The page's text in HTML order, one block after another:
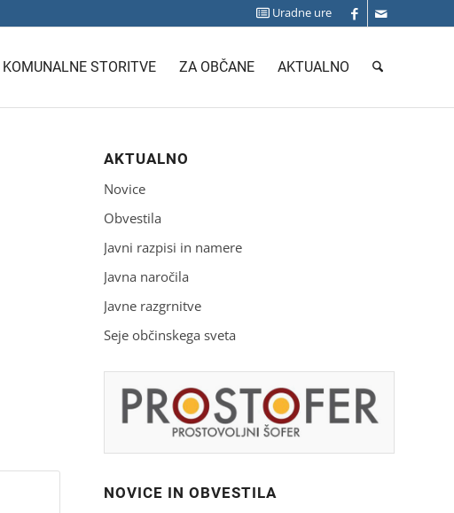
Uradne ure
KOMUNALNE STORITVE ZA OBČANE AKTUALNO
AKTUALNO
Novice
Obvestila
Javni razpisi in namere
Javna naročila
Javne razgrnitve
Seje občinskega sveta
NOVICE IN OBVESTILA